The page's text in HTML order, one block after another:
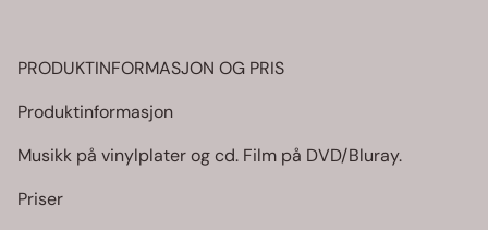
PRODUKTINFORMASJON OG PRIS
Produktinformasjon
Musikk på vinylplater og cd. Film på DVD/Bluray.
Priser